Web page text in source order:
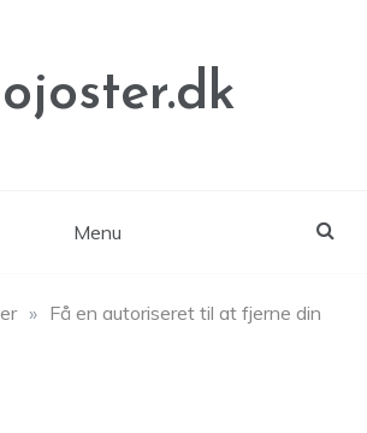
Menu
» Få en autoriseret til at fjerne din